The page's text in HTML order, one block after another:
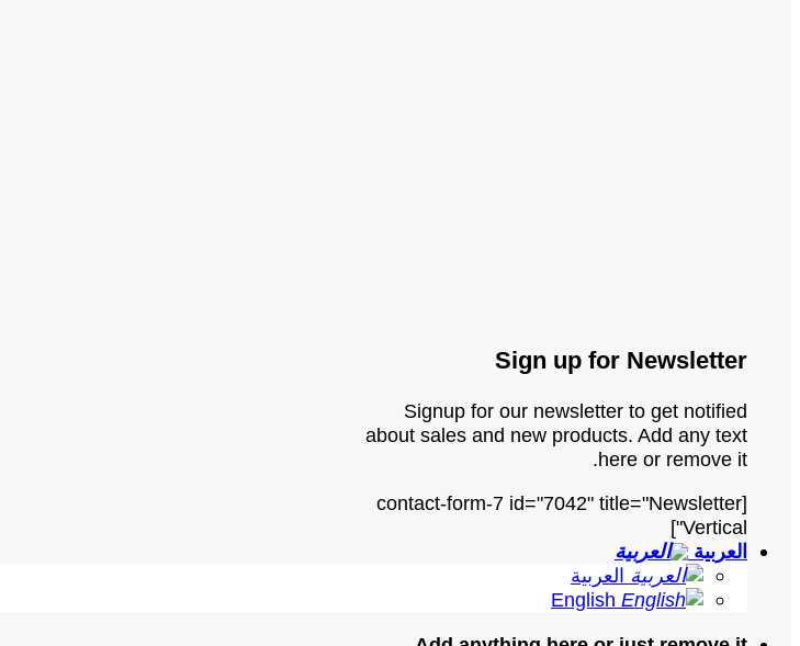
Sign up for Newsletter
Signup for our newsletter to get notified
about sales and new products. Add any text
here or remove it.
[contact-form-7 id="7042" title="Newsletter
Vertical"]
العربية
العربية